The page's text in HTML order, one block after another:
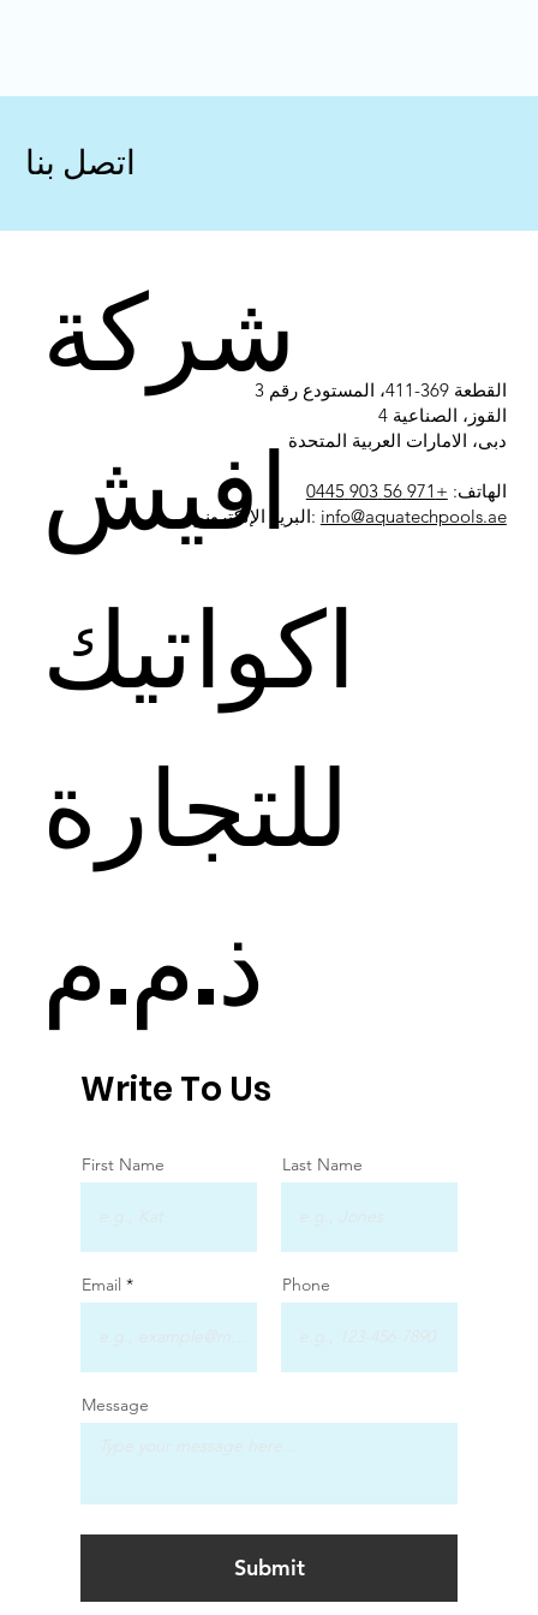
Write To Us
First Name Last Name
Email Phone
Message
Submit
شركة
افيش
اكواتيك
للتجارة
ذ.م.م
القطعة 369-411، المستودع رقم 3
القوز، الصناعية 4
دبى، الامارات العربية المتحدة
الهاتف: +971 56 903 0445
البريد الإلكتروني: info@aquatechpools.ae
اتصل بنا